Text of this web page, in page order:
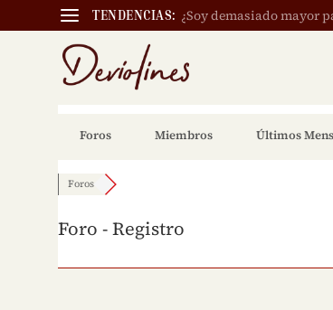
TENDENCIAS: ¿Soy demasiado mayor
Foros Miembros Últimos
Foros
Foro - Registro